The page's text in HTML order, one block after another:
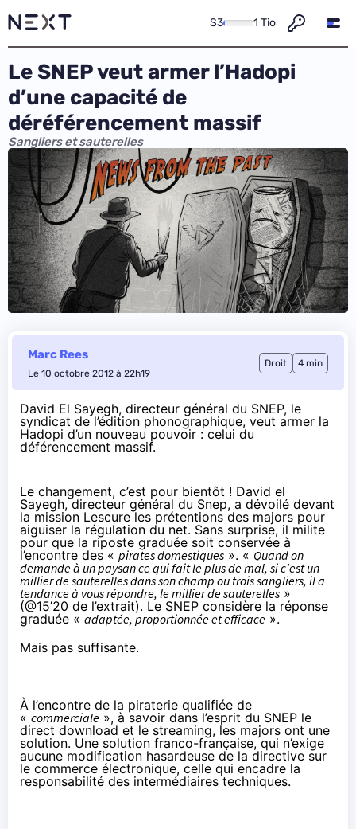
S3 1 Tio
Le SNEP veut armer l’Hadopi
d’une capacité de
déréférencement massif
Sangliers et sauterelles
Marc Rees
Le 10 octobre 2012 à 22h19
Droit 4 min
David El Sayegh, directeur général du SNEP, le
syndicat de l’édition phonographique, veut armer la
Hadopi d’un nouveau pouvoir : celui du
déférencement massif.
Le changement, c’est pour bientôt ! David el
Sayegh, directeur général du Snep, a dévoilé devant
la mission Lescureles prétentions des majors pour
aiguiser la régulation du net. Sans surprise, il milite
pour que la riposte graduée soit conservée à
l’encontre des « pirates domestiques ». « Quand on
demande à un paysan ce qui fait le plus de mal, si c’est un
millier de sauterelles dans son champ ou trois sangliers, il a
tendance à vous répondre, le millier de sauterelles »
(@15’20 de l’extrait). Le SNEP considère la réponse
graduée « adaptée, proportionnée et efficace ».
Mais pas suffisante.
À l’encontre de la piraterie qualifiée de
« commerciale », à savoir dans l’esprit du SNEP le
direct download et le streaming, les majors ont une
solution. Une solution franco-française, qui n’exige
aucune modification hasardeuse de la directive sur
le commerce électronique, celle qui encadre la
responsabilité des intermédiaires techniques.